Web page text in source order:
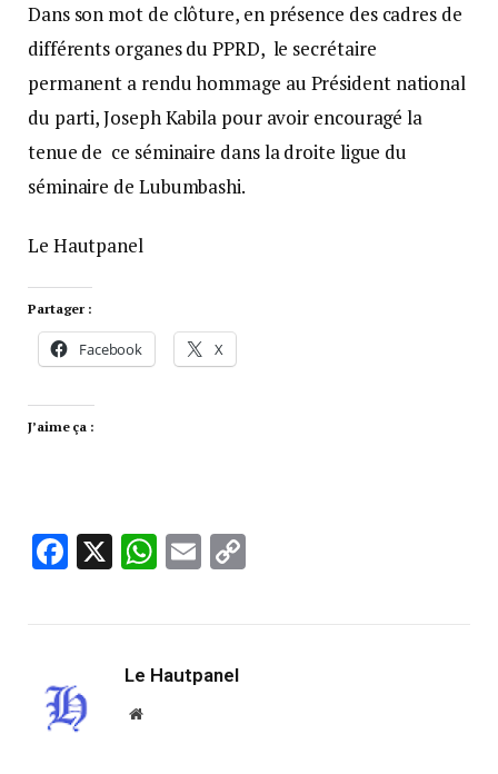
Dans son mot de clôture, en présence des cadres de
différents organes du PPRD, le secrétaire
permanent a rendu hommage au Président national
du parti, Joseph Kabila pour avoir encouragé la
tenue de ce séminaire dans la droite ligue du
séminaire de Lubumbashi.
Le Hautpanel
Partager :
Facebook X
J’aime ça :
Facebook
X WhatsApp
Email
Le Hautpanel
Website